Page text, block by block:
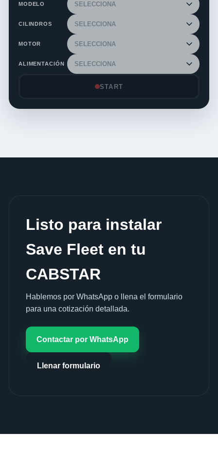
MODELO
CILINDROS
MOTOR
ALIMENTACIÓN
START
Listo para instalar
Save Fleet en tu
CABSTAR
Hablemos por WhatsApp o llena el formulario
para una cotización detallada.
Contactar por WhatsApp
Llenar formulario